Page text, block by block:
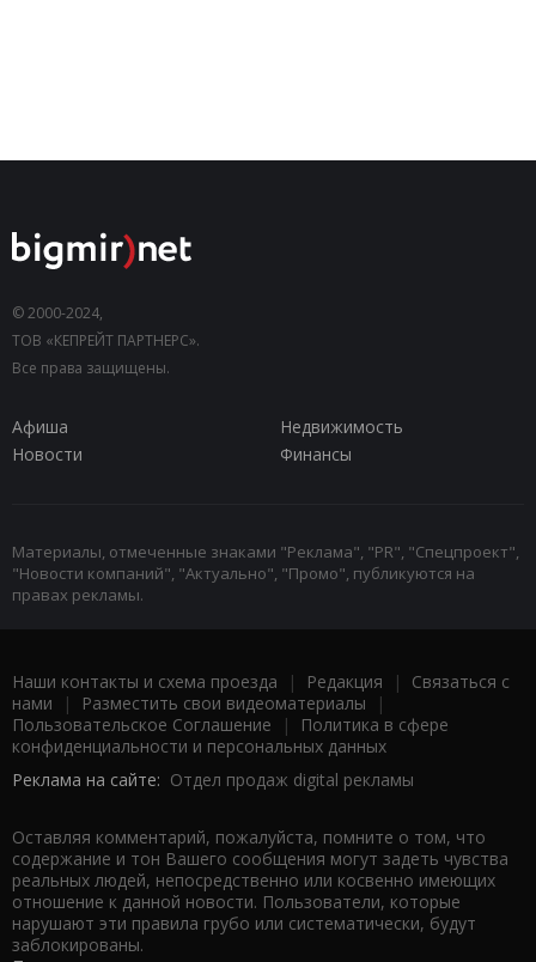
© 2000-2024,
ТОВ «КЕПРЕЙТ ПАРТНЕРС».
Все права защищены.
Афиша
Недвижимость
Новости
Финансы
Материалы, отмеченные знаками "Реклама", "PR", "Спецпроект",
"Новости компаний", "Актуально", "Промо", публикуются на
правах рекламы.
Наши контакты и схема проезда | Редакция | Связаться с
нами | Разместить свои видеоматериалы |
Пользовательское Соглашение |
Политика в сфере
конфиденциальности и персональных данных
Реклама на сайте: Отдел продаж digital рекламы
Оставляя комментарий, пожалуйста, помните о том, что
содержание и тон Вашего сообщения могут задеть чувства
реальных людей, непосредственно или косвенно имеющих
отношение к данной новости. Пользователи, которые
нарушают эти правила грубо или систематически, будут
заблокированы.